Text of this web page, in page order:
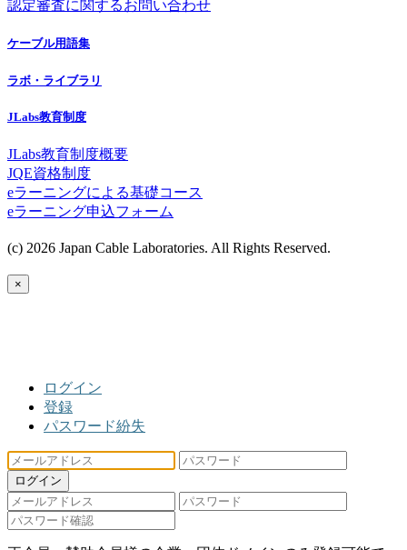
認定審査に関するお問い合わせ
ケーブル用語集
ラボ・ライブラリ
JLabs教育制度
JLabs教育制度概要
JQE資格制度
eラーニングによる基礎コース
eラーニング申込フォーム
(c) 2026 Japan Cable Laboratories. All Rights Reserved.
×
ログイン
登録
パスワード紛失
ログイン